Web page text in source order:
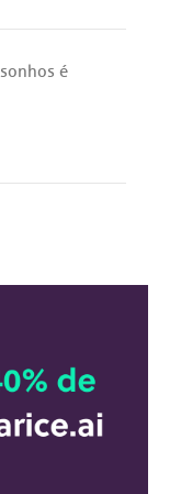
sonhos é